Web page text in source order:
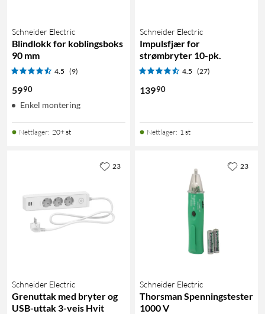
Schneider Electric
Blindlokk for koblingsboks
90 mm
4.5 (9)
5990
Enkel montering
Nettlager: 20+ st
Schneider Electric
Impulsfjær for
strømbryter 10-pk.
4.5 (27)
13990
Nettlager: 1 st
Schneider Electric
Grenuttak med bryter og
USB-uttak 3-veis Hvit
23
Schneider Electric
Thorsman Spenningstester
1000 V
23